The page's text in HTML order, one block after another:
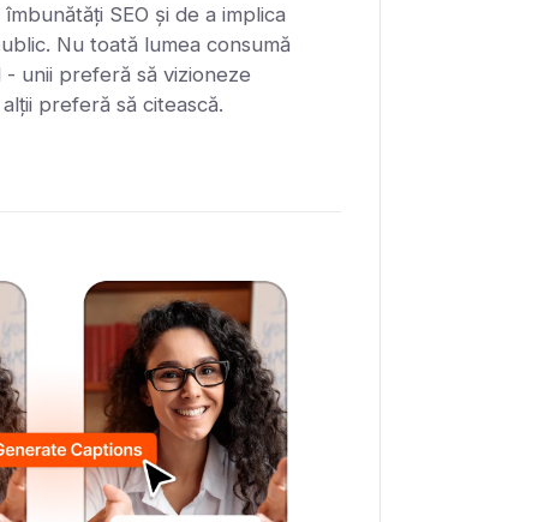
SEO și de a implica
Nu toată lumea consumă
unii preferă să vizioneze
preferă să citească.